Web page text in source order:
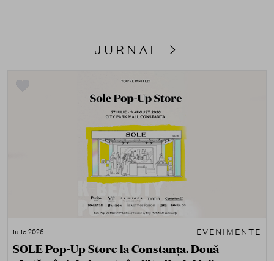
JURNAL
iulie 2026 EVENIMENTE
SOLE Pop-Up Store la Constanța. Două